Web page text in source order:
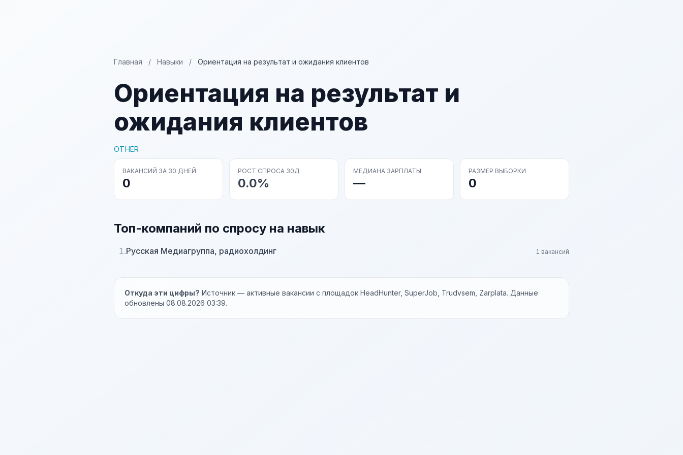
Главная / Навыки / Ориентация на результат и ожидания клиентов
Ориентация на результат и
ожидания клиентов
OTHER
ВАКАНСИЙ ЗА 30 ДНЕЙ
0
РОСТ СПРОСА 30Д
0.0%
МЕДИАНА ЗАРПЛАТЫ
—
РАЗМЕР ВЫБОРКИ
0
Топ-компаний по спросу на навык
1.Русская Медиагруппа, радиохолдинг 1 вакансий
Откуда эти цифры? Источник — активные вакансии с площадок HeadHunter, SuperJob, Trudvsem, Zarplata. Данные
обновлены 08.08.2026 03:39.